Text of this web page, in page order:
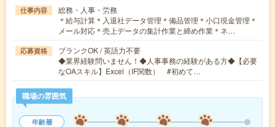
仕事内容
総務・人事・労務
＊給与計算＊入退社データ管理＊備品管理＊小口現金管理＊
メール対応＊売上データの集計作業と締め作業＊ネ…
応募資格
ブランクOK / 英語力不要
◆業界経験問いません！◆人事事務の経験がある方◆【必要
なOAスキル】Excel（IF関数） #初めて…
職場の雰囲気
年齢層